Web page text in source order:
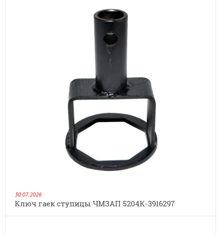
30.07.2026
Ключ гаек ступицы ЧМЗАП 5204К-3916297